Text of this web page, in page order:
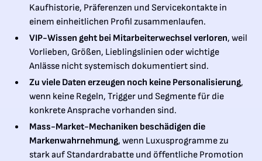
Kaufhistorie, Präferenzen und Servicekontakte in
einem einheitlichen Profil zusammenlaufen.
VIP-Wissen geht bei Mitarbeiterwechsel verloren, weil
Vorlieben, Größen, Lieblingslinien oder wichtige
Anlässe nicht systemisch dokumentiert sind.
Zu viele Daten erzeugen noch keine Personalisierung,
wenn keine Regeln, Trigger und Segmente für die
konkrete Ansprache vorhanden sind.
Mass-Market-Mechaniken beschädigen die
Markenwahrnehmung, wenn Luxusprogramme zu
stark auf Standardrabatte und öffentliche Promotion